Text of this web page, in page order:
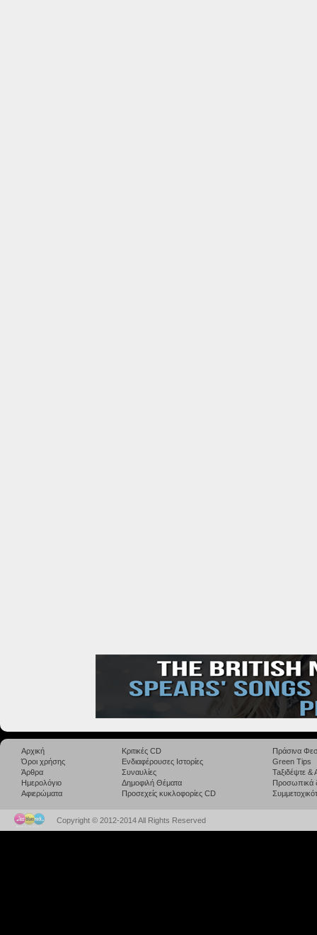
Αρχική
Όροι χρήσης
Άρθρα
Ημερολόγιο
Αφιερώματα
Κριτικές CD
Ενδιαφέρουσες Ιστορίες
Συναυλίες
Δημοφιλή Θέματα
Προσεχείς κυκλοφορίες CD
Πράσινα
Green Tips
Taξιδέψτε
Προσωπικά
Copyright © 2012-2014 All Rights Reserved